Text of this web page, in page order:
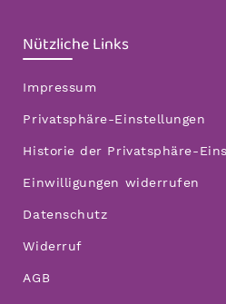
Nützliche Links
Impressum
Privatsphäre-Einstellungen
Historie der Privatsphäre-
Einwilligungen widerrufen
Datenschutz
Widerruf
AGB